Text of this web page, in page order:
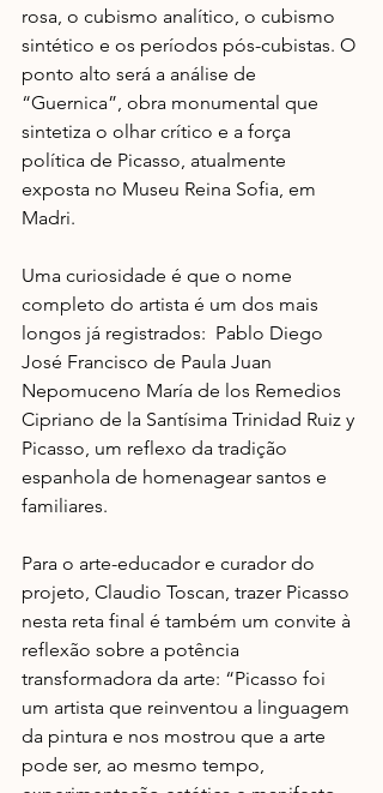
rosa, o cubismo analítico, o cubismo
sintético e os períodos pós-cubistas. O
ponto alto será a análise de
“Guernica”, obra monumental que
sintetiza o olhar crítico e a força
política de Picasso, atualmente
exposta no Museu Reina Sofia, em
Madri.
Uma curiosidade é que o nome
completo do artista é um dos mais
longos já registrados:  Pablo Diego
José Francisco de Paula Juan
Nepomuceno María de los Remedios
Cipriano de la Santísima Trinidad Ruiz y
Picasso, um reflexo da tradição
espanhola de homenagear santos e
familiares.
Para o arte-educador e curador do
projeto, Claudio Toscan, trazer Picasso
nesta reta final é também um convite à
reflexão sobre a potência
transformadora da arte: “Picasso foi
um artista que reinventou a linguagem
da pintura e nos mostrou que a arte
pode ser, ao mesmo tempo,